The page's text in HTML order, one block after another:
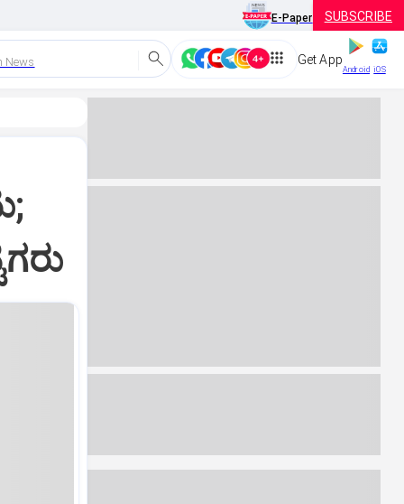
E-Paper SUBSCRIBE
News Get App
Android iOS